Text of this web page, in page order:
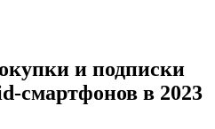
и подписки
смартфонов в 2023